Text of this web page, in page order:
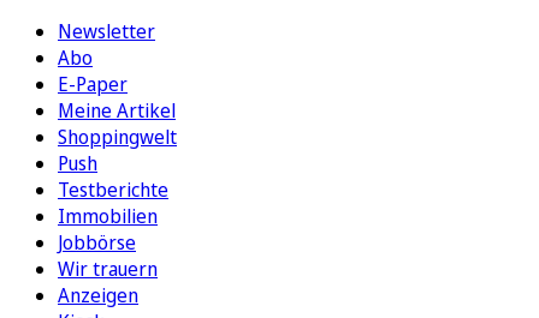
Newsletter
Abo
E-Paper
Meine Artikel
Shoppingwelt
Push
Testberichte
Immobilien
Jobbörse
Wir trauern
Anzeigen